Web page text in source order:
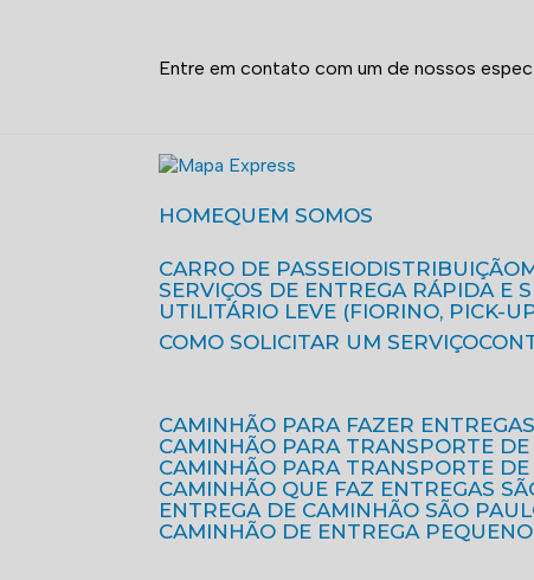
Entre em contato com um de nossos
HOME
QUEM SOMOS
CARRO DE PASSEIO
DISTRIBUIÇÃO
SERVIÇOS DE ENTREGA RÁPIDA E
UTILITÁRIO LEVE (FIORINO, PICK-
COMO SOLICITAR UM SERVIÇO
CAMINHÃO PARA FAZER
CAMINHÃO PARA TRANSPORTE
CAMINHÃO PARA TRANSPORTE
CAMINHÃO QUE FAZ ENTREGAS
ENTREGA DE CAMINHÃO SÃO
CAMINHÃO DE ENTREGA